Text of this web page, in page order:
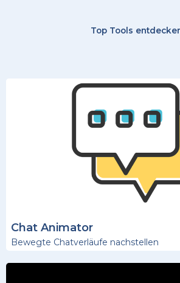
Top Tools
Chat Animator
Bewegte Chatverläufe nachstellen